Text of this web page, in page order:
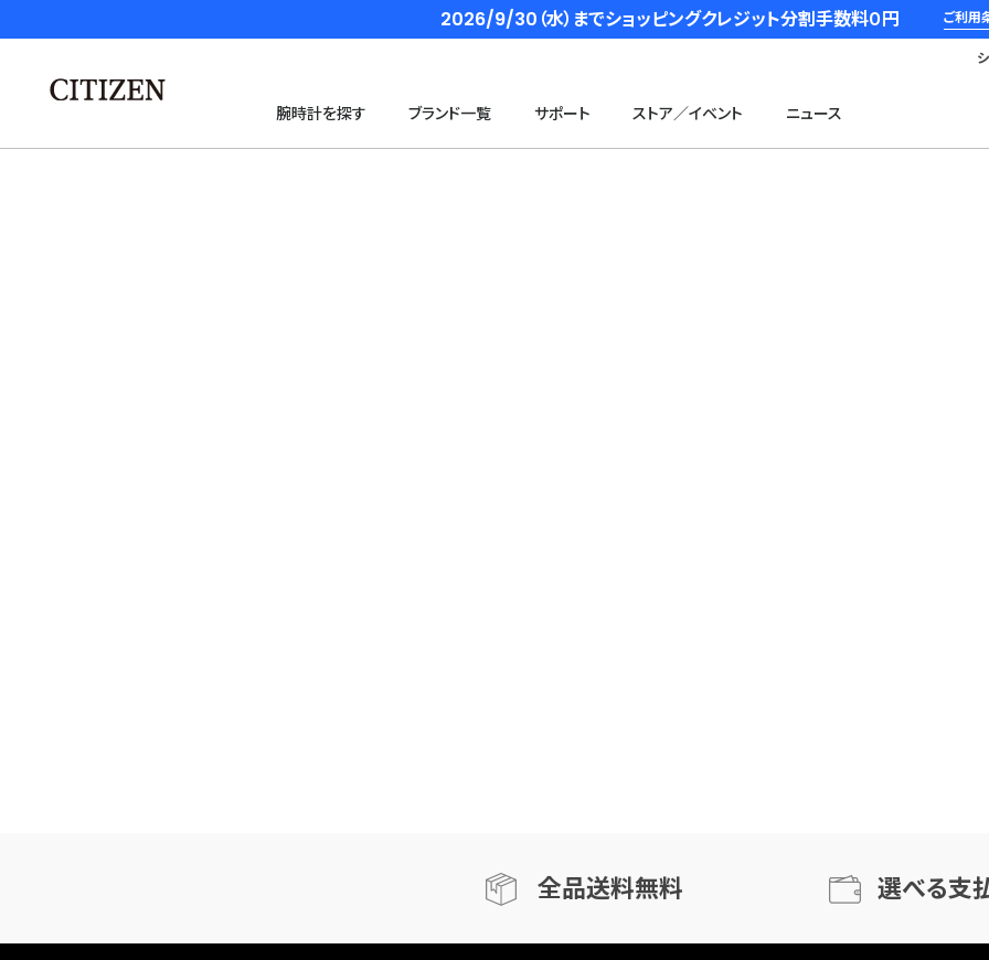
2026/9/30（水）までショッピングクレジット分割手数料０円 ご利用
腕時計を探す ブランド一覧 サポート ストア／イベント ニュース
全品送料無料 選べる支